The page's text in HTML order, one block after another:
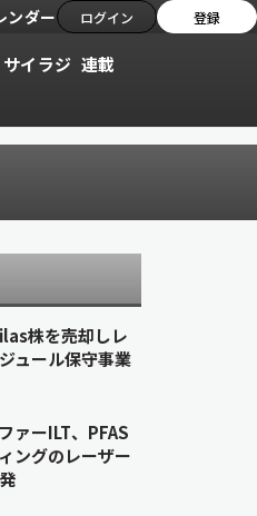
ンダー ログイン 登録
サイラジ 連載
株を売却しレ
ュール保守事業
ァーILT、PFAS
ングのレーザー